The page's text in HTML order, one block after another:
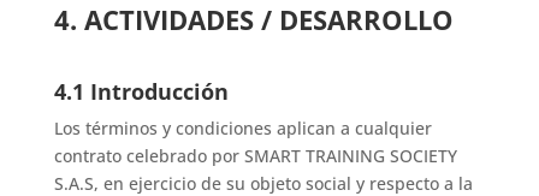
4. ACTIVIDADES / DESARROLLO
4.1 Introducción
Los términos y condiciones aplican a cualquier
contrato celebrado por SMART TRAINING SOCIETY
S.A.S, en ejercicio de su objeto social y respecto a la